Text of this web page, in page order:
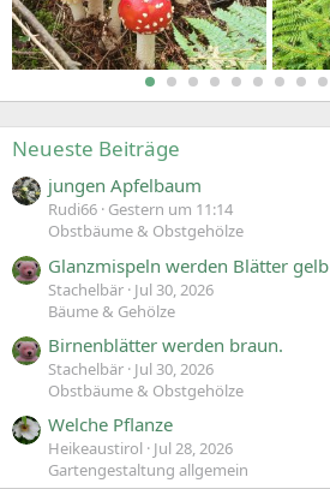
Neueste Beiträge
jungen Apfelbaum
Rudi66 Gestern um 11:14
Obstbäume & Obstgehölze
Glanzmispeln werden Blätter gelb
Stachelbär Jul 30, 2026
Bäume & Gehölze
Birnenblätter werden braun.
Stachelbär Jul 30, 2026
Obstbäume & Obstgehölze
Welche Pflanze
Heikeaustirol
Jul 28, 2026
Gartengestaltung allgemein